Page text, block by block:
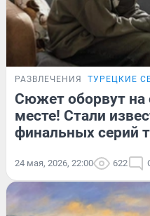
РАЗВЛЕЧЕНИЯ ТУРЕЦКИЕ
Сюжет оборвут на
месте! Стали
финальных серий
24 мая, 2026, 22:00 622